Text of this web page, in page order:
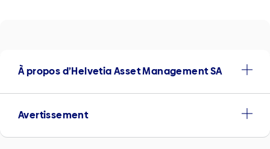
À propos d’Helvetia Asset Management SA
Avertissement